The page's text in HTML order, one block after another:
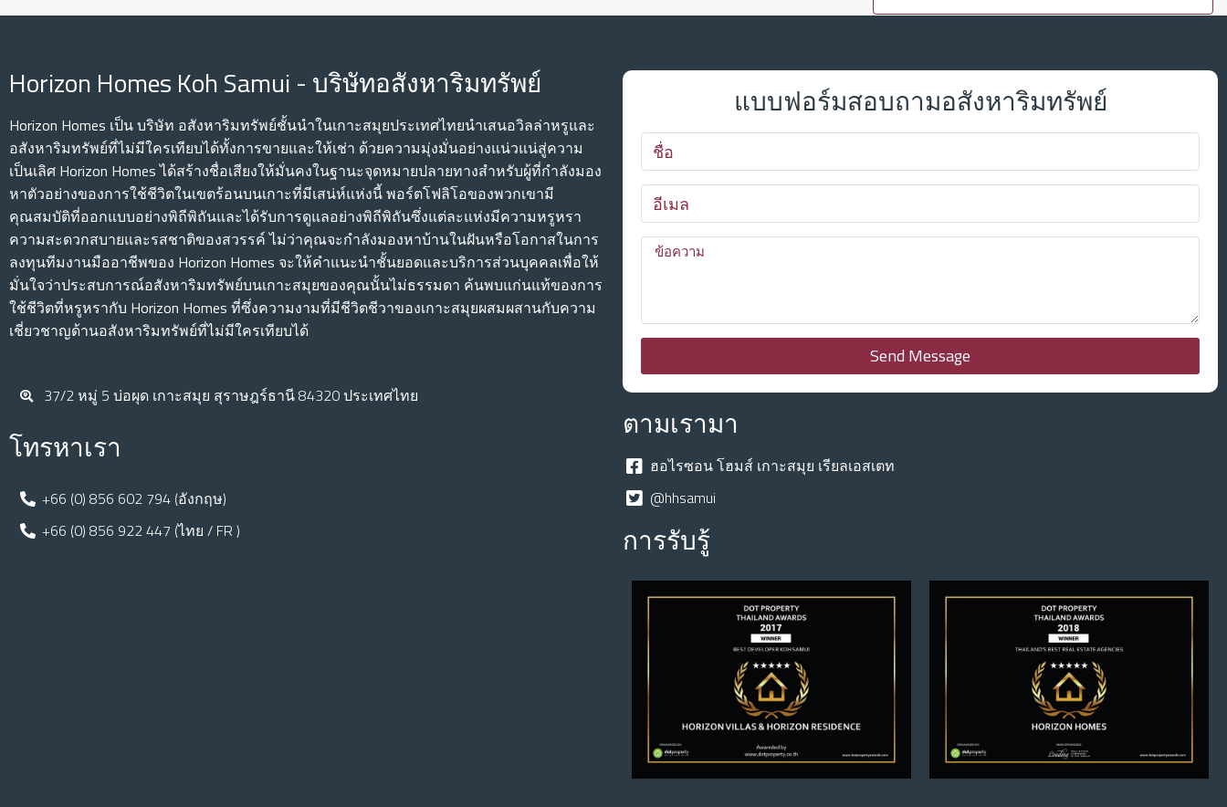
Horizon Homes Koh Samui - บริษัทอสังหาริมทรัพย์
Horizon Homes เป็น บริษัท อสังหาริมทรัพย์ชั้นนําในเกาะสมุยประเทศไทยนําเสนอวิลล่าหรูและ
อสังหาริมทรัพย์ที่ไม่มีใครเทียบได้ทั้งการขายและให้เช่า ด้วยความมุ่งมั่นอย่างแน่วแน่สู่ความ
เป็นเลิศ Horizon Homes ได้สร้างชื่อเสียงให้มั่นคงในฐานะจุดหมายปลายทางสําหรับผู้ที่กําลังมอง
หาตัวอย่างของการใช้ชีวิตในเขตร้อนบนเกาะที่มีเสน่ห์แห่งนี้ พอร์ตโฟลิโอของพวกเขามี
คุณสมบัติที่ออกแบบอย่างพิถีพิถันและได้รับการดูแลอย่างพิถีพิถันซึ่งแต่ละแห่งมีความหรูหรา
ความสะดวกสบายและรสชาติของสวรรค์ ไม่ว่าคุณจะกําลังมองหาบ้านในฝันหรือโอกาสในการ
ลงทุนทีมงานมืออาชีพของ Horizon Homes จะให้คําแนะนําชั้นยอดและบริการส่วนบุคคลเพื่อให้
มั่นใจว่าประสบการณ์อสังหาริมทรัพย์บนเกาะสมุยของคุณนั้นไม่ธรรมดา ค้นพบแก่นแท้ของการ
ใช้ชีวิตที่หรูหรากับ Horizon Homes ที่ซึ่งความงามที่มีชีวิตชีวาของเกาะสมุยผสมผสานกับความ
เชี่ยวชาญด้านอสังหาริมทรัพย์ที่ไม่มีใครเทียบได้
37/2 หมู่ 5 บ่อผุด เกาะสมุย สุราษฎร์ธานี 84320 ประเทศไทย
โทรหาเรา
+66 (0) 856 602 794 (อังกฤษ)
+66 (0) 856 922 447 (ไทย / FR )
แบบฟอร์มสอบถามอสังหาริมทรัพย์
Send Message
ตามเรามา
ฮอไรซอน โฮมส์ เกาะสมุย เรียลเอสเตท
@hhsamui
การรับรู้